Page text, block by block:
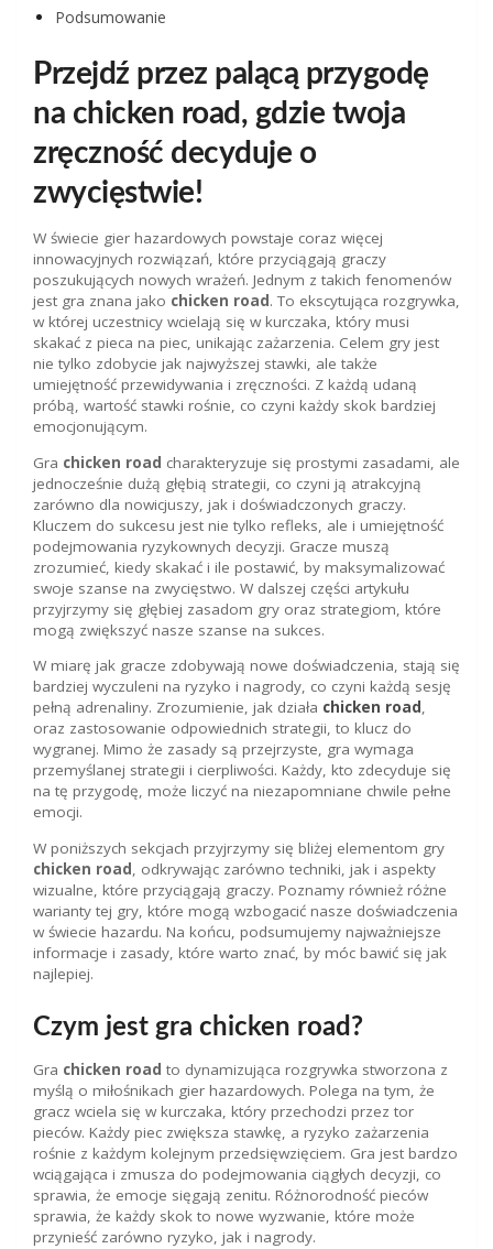
Podsumowanie
Przejdź przez palącą przygodę
na chicken road, gdzie twoja
zręczność decyduje o
zwycięstwie!
W świecie gier hazardowych powstaje coraz więcej
innowacyjnych rozwiązań, które przyciągają graczy
poszukujących nowych wrażeń. Jednym z takich fenomenów
jest gra znana jako chicken road. To ekscytująca rozgrywka,
w której uczestnicy wcielają się w kurczaka, który musi
skakać z pieca na piec, unikając zażarzenia. Celem gry jest
nie tylko zdobycie jak najwyższej stawki, ale także
umiejętność przewidywania i zręczności. Z każdą udaną
próbą, wartość stawki rośnie, co czyni każdy skok bardziej
emocjonującym.
Gra chicken road charakteryzuje się prostymi zasadami, ale
jednocześnie dużą głębią strategii, co czyni ją atrakcyjną
zarówno dla nowicjuszy, jak i doświadczonych graczy.
Kluczem do sukcesu jest nie tylko refleks, ale i umiejętność
podejmowania ryzykownych decyzji. Gracze muszą
zrozumieć, kiedy skakać i ile postawić, by maksymalizować
swoje szanse na zwycięstwo. W dalszej części artykułu
przyjrzymy się głębiej zasadom gry oraz strategiom, które
mogą zwiększyć nasze szanse na sukces.
W miarę jak gracze zdobywają nowe doświadczenia, stają się
bardziej wyczuleni na ryzyko i nagrody, co czyni każdą sesję
pełną adrenaliny. Zrozumienie, jak działa chicken road,
oraz zastosowanie odpowiednich strategii, to klucz do
wygranej. Mimo że zasady są przejrzyste, gra wymaga
przemyślanej strategii i cierpliwości. Każdy, kto zdecyduje się
na tę przygodę, może liczyć na niezapomniane chwile pełne
emocji.
W poniższych sekcjach przyjrzymy się bliżej elementom gry
chicken road, odkrywając zarówno techniki, jak i aspekty
wizualne, które przyciągają graczy. Poznamy również różne
warianty tej gry, które mogą wzbogacić nasze doświadczenia
w świecie hazardu. Na końcu, podsumujemy najważniejsze
informacje i zasady, które warto znać, by móc bawić się jak
najlepiej.
Czym jest gra chicken road?
Gra chicken road to dynamizująca rozgrywka stworzona z
myślą o miłośnikach gier hazardowych. Polega na tym, że
gracz wciela się w kurczaka, który przechodzi przez tor
pieców. Każdy piec zwiększa stawkę, a ryzyko zażarzenia
rośnie z każdym kolejnym przedsięwzięciem. Gra jest bardzo
wciągająca i zmusza do podejmowania ciągłych decyzji, co
sprawia, że emocje sięgają zenitu. Różnorodność pieców
sprawia, że każdy skok to nowe wyzwanie, które może
przynieść zarówno ryzyko, jak i nagrody.